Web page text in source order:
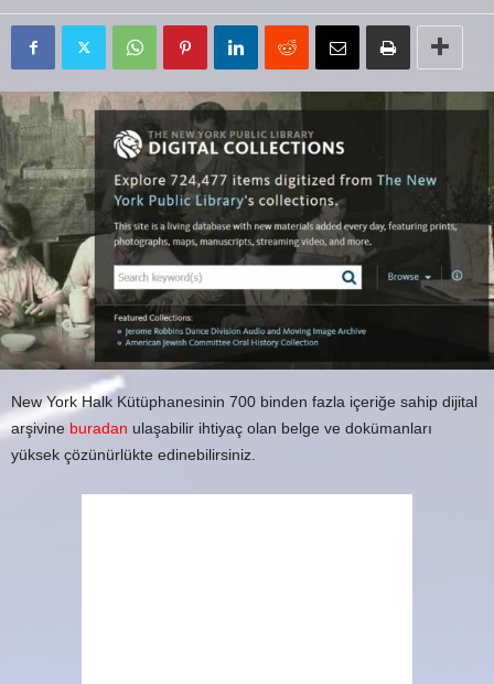
New York Halk Kütüphanesinin 700 binden fazla içeriğe sahip dijital
arşivine buradan ulaşabilir ihtiyaç olan belge ve dokümanları
yüksek çözünürlükte edinebilirsiniz.